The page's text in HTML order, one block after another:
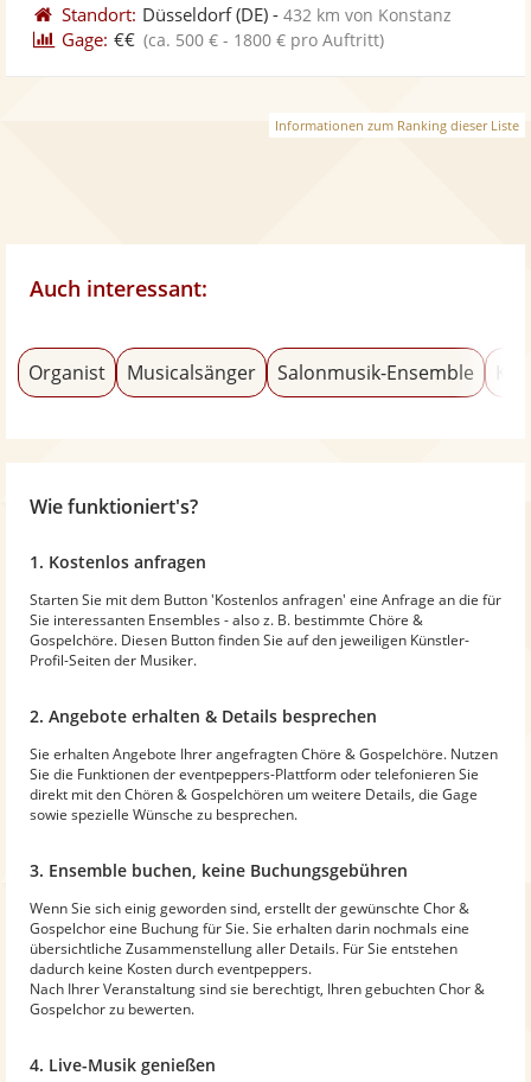
Standort: Düsseldorf(DE) -432 km von Konstanz
Gage: €€ (ca. 500 € - 1800 € pro Auftritt)
Informationen zum Ranking dieser Liste
Auch interessant:
Organist Musicalsänger Salonmusik-Ensemble
Wie funktioniert's?
1. Kostenlos anfragen
Starten Sie mit dem Button 'Kostenlos anfragen' eine Anfrage an die für
Sie interessanten Ensembles - also z. B. bestimmte Chöre &
Gospelchöre. Diesen Button finden Sie auf den jeweiligen Künstler-
Profil-Seiten der Musiker.
2. Angebote erhalten & Details besprechen
Sie erhalten Angebote Ihrer angefragten Chöre & Gospelchöre. Nutzen
Sie die Funktionen der eventpeppers-Plattform oder telefonieren Sie
direkt mit den Chören & Gospelchören um weitere Details, die Gage
sowie spezielle Wünsche zu besprechen.
3. Ensemble buchen, keine Buchungsgebühren
Wenn Sie sich einig geworden sind, erstellt der gewünschte Chor &
Gospelchor eine Buchung für Sie. Sie erhalten darin nochmals eine
übersichtliche Zusammenstellung aller Details. Für Sie entstehen
dadurch keine Kosten durch eventpeppers.
Nach Ihrer Veranstaltung sind sie berechtigt, Ihren gebuchten Chor &
Gospelchor zu bewerten.
4. Live-Musik genießen